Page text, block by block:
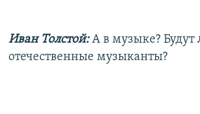
Иван Толстой:А в музыке? Будут
отечественные музыканты?